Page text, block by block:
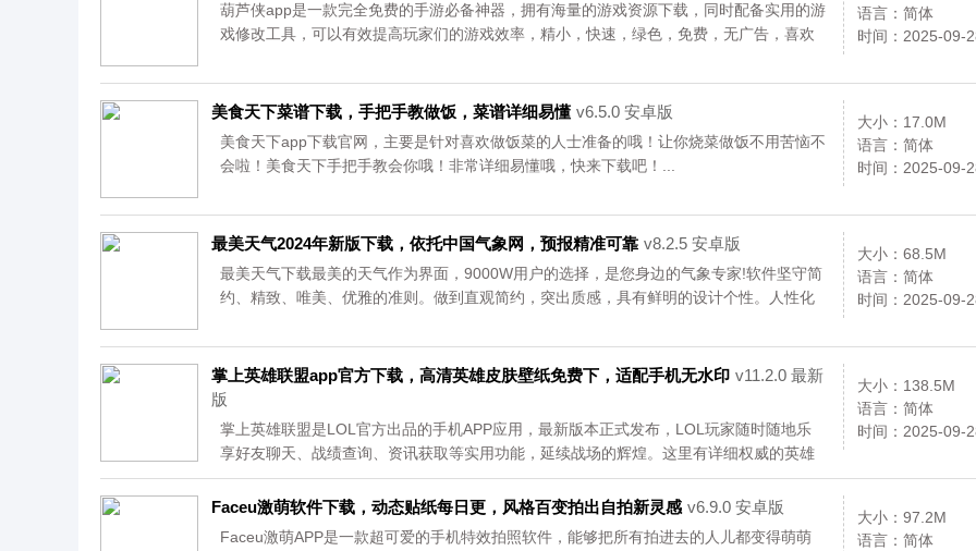
语言：简体
时间：2025-09-
葫芦侠app是一款完全免费的手游必备神器，拥有海量的游戏资源下载，同时配备实用的游
戏修改工具，可以有效提高玩家们的游戏效率，精小，快速，绿色，免费，无广告，喜欢
趣。...
大小：17.0M
语言：简体
时间：2025-09-
美食天下菜谱下载，手把手教做饭，菜谱详细易懂 v6.5.0 安卓版
美食天下app下载官网，主要是针对喜欢做饭菜的人士准备的哦！让你烧菜做饭不用苦恼不
会啦！美食天下手把手教会你哦！非常详细易懂哦，快来下载吧！...
大小：68.5M
语言：简体
时间：2025-09-
最美天气2024年新版下载，依托中国气象网，预报精准可靠 v8.2.5 安卓版
最美天气下载最美的天气作为界面，9000W用户的选择，是您身边的气象专家!软件坚守简
约、精致、唯美、优雅的准则。做到直观简约，突出质感，具有鲜明的设计个性。人性化
大小：138.5M
语言：简体
时间：2025-09-
掌上英雄联盟app官方下载，高清英雄皮肤壁纸免费下，适配手机无水印 v11.2.0 最新
版
掌上英雄联盟是LOL官方出品的手机APP应用，最新版本正式发布，LOL玩家随时随地乐
享好友聊天、战绩查询、资讯获取等实用功能，延续战场的辉煌。这里有详细权威的英雄
与道具介绍、数据；对应到英雄的攻略文章，让你随时随地方便浏览；官方论坛掌上阅
读、发帖回帖。任何时候你都可以在这里和官方团队、RIOT团队直接交流。...
大小：97.2M
语言：简体
Faceu激萌软件下载，动态贴纸每日更，风格百变拍出自拍新灵感 v6.9.0 安卓版
Faceu激萌APP是一款超可爱的手机特效拍照软件，能够把所有拍进去的人儿都变得萌萌